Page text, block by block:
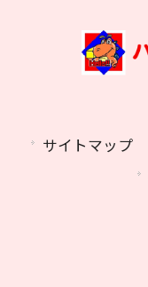
サイトマップ